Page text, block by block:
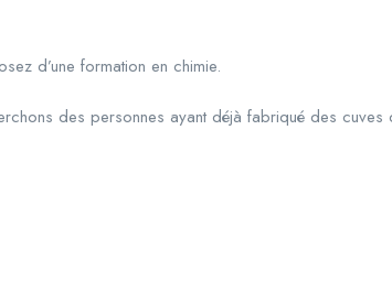
d’une formation en chimie.
des personnes ayant déjà fabriqué des